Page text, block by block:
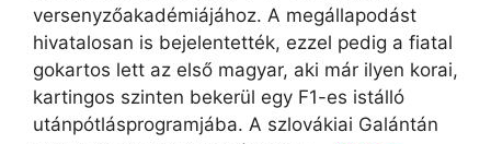
versenyzőakadémiájához. A megállapodást
hivatalosan is bejelentették, ezzel pedig a fiatal
gokartos lett az első magyar, aki már ilyen korai,
kartingos szinten bekerül egy F1-es istálló
utánpótlásprogramjába. A szlovákiai Galántán